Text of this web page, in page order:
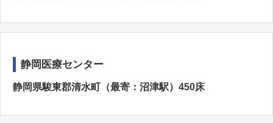
静岡医療センター
静岡県駿東郡清水町（最寄：沼津駅）450床